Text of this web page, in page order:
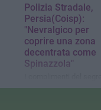
Polizia Stradale,
Persia(Coisp):
"Nevralgico per
coprire una zona
decentrata come
Spinazzola"
I complimenti del
generale del sindacato